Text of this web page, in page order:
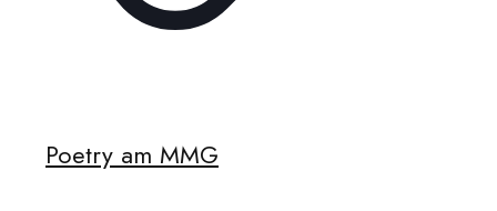
Poetry am MMG